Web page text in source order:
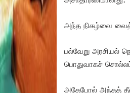
அந்த நிகழ்வை
பல்வேறு அரசியல்
பொதுவாகச்
அதேபோல் அந்தத்